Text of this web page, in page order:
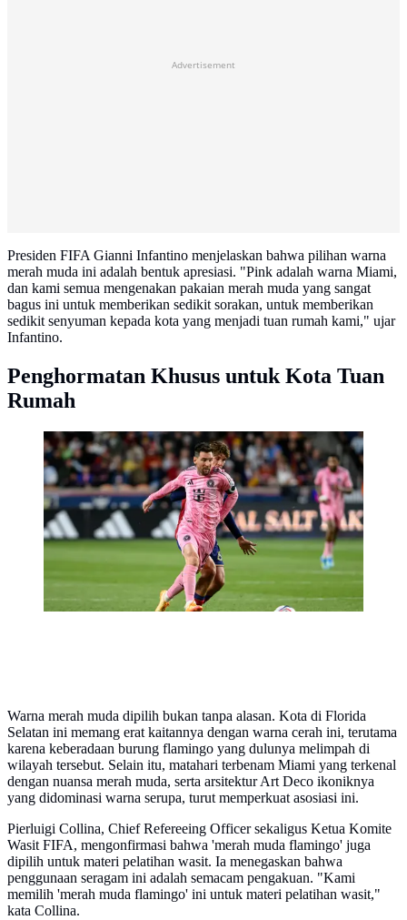
Advertisement
Presiden FIFA Gianni Infantino menjelaskan bahwa pilihan warna
merah muda ini adalah bentuk apresiasi. "Pink adalah warna Miami,
dan kami semua mengenakan pakaian merah muda yang sangat
bagus ini untuk memberikan sedikit sorakan, untuk memberikan
sedikit senyuman kepada kota yang menjadi tuan rumah kami," ujar
Infantino.
Penghormatan Khusus untuk Kota Tuan
Rumah
Pemain Inter Miami, Lionel Messi (kiri), menggiring
bola melewati pemain bertahan Real Salt Lake, Juan
Manuel Sanabria, dalam pertandingan Major League
Soccer di Sandy, Utah, Kamis (23/4/2026) pagi WIB.
(AP Photo/Tyler Tate)
Warna merah muda dipilih bukan tanpa alasan. Kota di Florida
Selatan ini memang erat kaitannya dengan warna cerah ini, terutama
karena keberadaan burung flamingo yang dulunya melimpah di
wilayah tersebut. Selain itu, matahari terbenam Miami yang terkenal
dengan nuansa merah muda, serta arsitektur Art Deco ikoniknya
yang didominasi warna serupa, turut memperkuat asosiasi ini.
Pierluigi Collina, Chief Refereeing Officer sekaligus Ketua Komite
Wasit FIFA, mengonfirmasi bahwa 'merah muda flamingo' juga
dipilih untuk materi pelatihan wasit. Ia menegaskan bahwa
penggunaan seragam ini adalah semacam pengakuan. "Kami
memilih 'merah muda flamingo' ini untuk materi pelatihan wasit,"
kata Collina.